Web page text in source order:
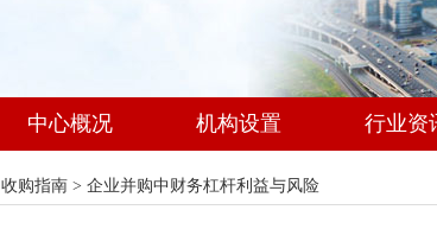
中心概况 机构设置 行业资
收购指南 > 企业并购中财务杠杆利益与风险